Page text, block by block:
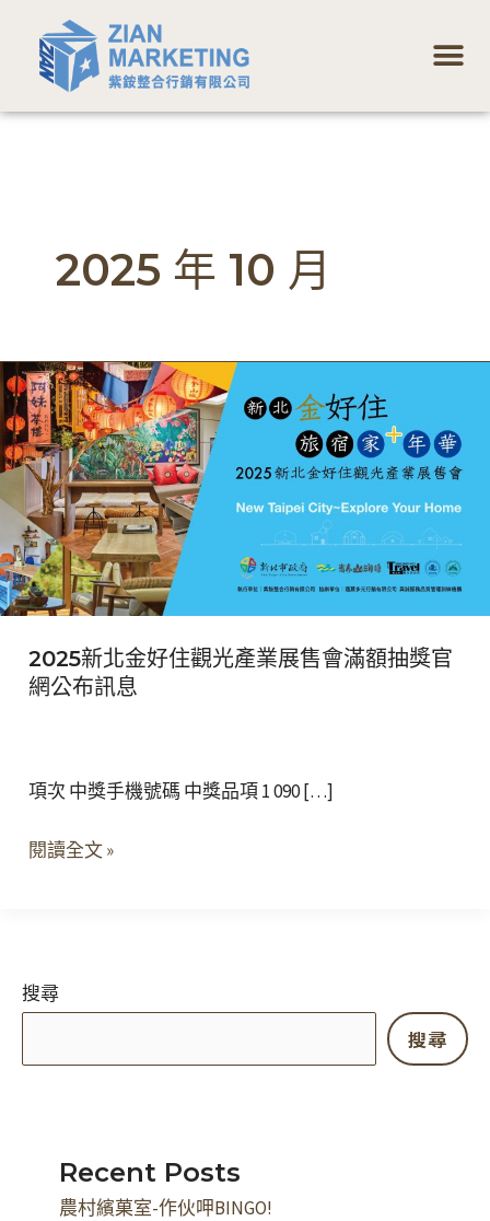
要
選
單
2025 年 10 月
2025新北金好住觀光產業展售會滿額抽獎官
網公布訊息
項次 中獎手機號碼 中獎品項 1 090 […]
2025
新
北
金
好
住
觀
光
業
展
滿
抽
公
布
閱讀全文 »
搜尋
搜尋
Recent Posts
農村繽菓室-作伙呷BINGO!